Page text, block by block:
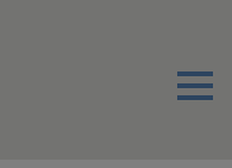
Menu